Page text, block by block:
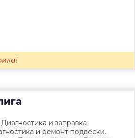
и заправка
и ремонт подвески.